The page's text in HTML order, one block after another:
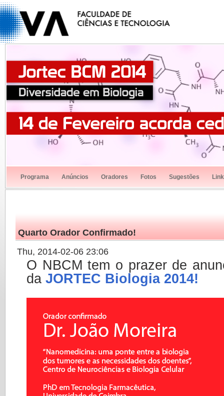
Programa Anúncios Oradores Fotos Sugestões
Quarto Orador Confirmado!
Thu, 2014-02-06 23:06
O NBCM tem o prazer de
da JORTEC Biologia 2014!